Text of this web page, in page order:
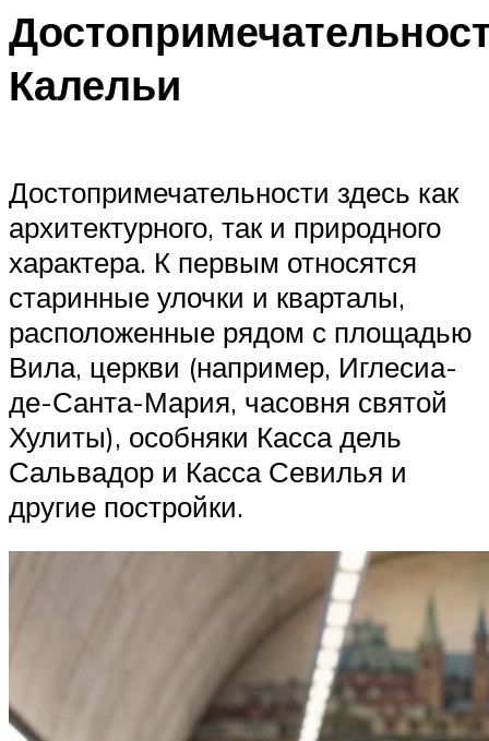
Калельи
Достопримечательности здесь как
архитектурного, так и природного
характера. К первым относятся
старинные улочки и кварталы,
расположенные рядом с площадью
Вила, церкви (например, Иглесиа-
де-Санта-Мария, часовня святой
Хулиты), особняки Касса дель
Сальвадор и Касса Севилья и
другие постройки.